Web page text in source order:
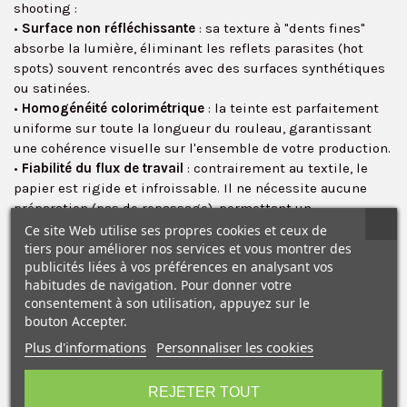
shooting :
• Surface non réfléchissante : sa texture à "dents fines"
absorbe la lumière, éliminant les reflets parasites (hot
spots) souvent rencontrés avec des surfaces synthétiques
ou satinées.
• Homogénéité colorimétrique : la teinte est parfaitement
uniforme sur toute la longueur du rouleau, garantissant
une cohérence visuelle sur l'ensemble de votre production.
• Fiabilité du flux de travail : contrairement au textile, le
papier est rigide et infroissable. Il ne nécessite aucune
préparation (pas de repassage), permettant un
enchaînement rapide des sessions de shooting.
• La précision de la surface des fonds papier Colorama
permettent undétourage rapide et propre.
55 teintes au catalogues, du blanc le plus pur au noir
absolu en passant par les gris d'atelier, le vert
chromagreen (d'incrustation) et les couleurs éditoriales.
isponible en rouleau de de 1,35 x 11 m ou 2,72 x 11 m.
Travailler avec Colorama, c'est faire le choix de la sérénité.
En éliminant les imprévus liés à la qualité du support, vous
Ce site Web utilise ses propres cookies et ceux de
tiers pour améliorer nos services et vous montrer des
publicités liées à vos préférences en analysant vos
habitudes de navigation. Pour donner votre
consentement à son utilisation, appuyez sur le
bouton Accepter.
Plus d'informations Personnaliser les cookies
REJETER TOUT
10€ OFFERTS sur votre
premier achat !
✕